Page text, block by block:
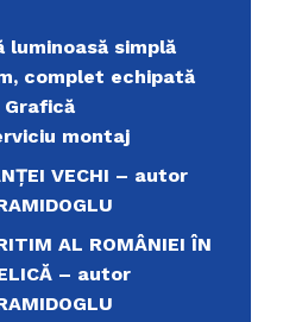
luminoasă simplă
complet echipată
montaj
VECHI – autor
AL ROMÂNIEI ÎN
– autor